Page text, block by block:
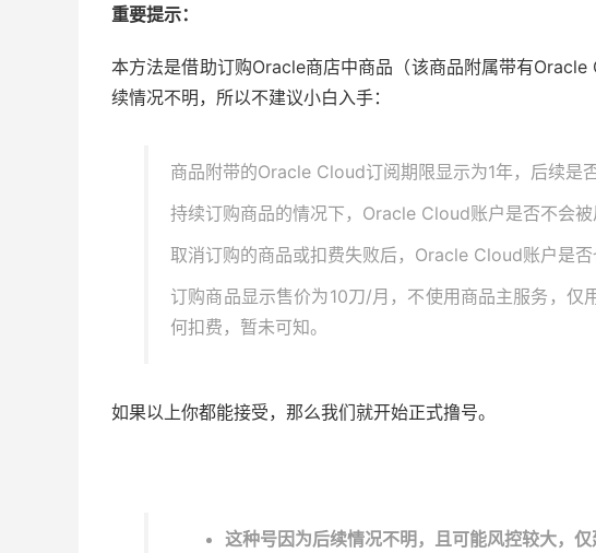
重要提示：
本方法是借助订购Oracle商店中商品（该商品附属带有
续情况不明，所以不建议小白入手：
商品附带的Oracle Cloud订阅期限显示为1年，后续是
持续订购商品的情况下，Oracle Cloud账户是否不会
取消订购的商品或扣费失败后，Oracle Cloud账户是
订购商品显示售价为10刀/月，不使用商品主服务，
何扣费，暂未可知。
如果以上你都能接受，那么我们就开始正式撸号。
这种号因为后续情况不明，且可能风控较大，